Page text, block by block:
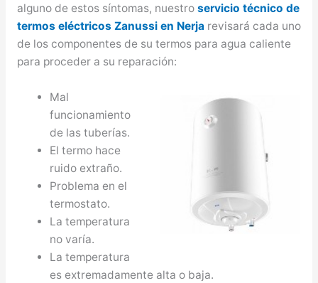
alguno de estos síntomas, nuestro servicio técnico de
termos eléctricos Zanussi en Nerjarevisará cada uno
de los componentes de su termos para agua caliente
para proceder a su reparación:
Mal
funcionamiento
de las tuberías.
El termo hace
ruido extraño.
Problema en el
termostato.
La temperatura
no varía.
La temperatura
es extremadamente alta o baja.